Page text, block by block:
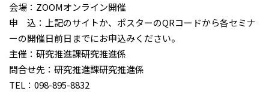
会場：ZOOMオンライン開催
申 込：上記のサイトか、ポスターのQRコードから各セミナ
ーの開催日前日までにお申込みください。
主催：研究推進課研究推進係
問合せ先：研究推進課研究推進係
TEL：098-895-8832